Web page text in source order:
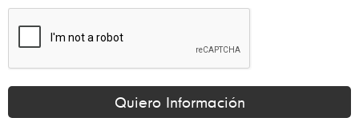
Quiero Información